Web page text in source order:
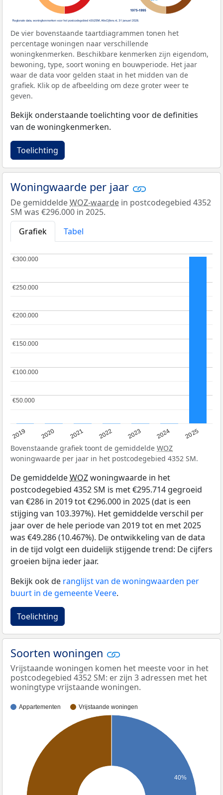
De vier bovenstaande taartdiagrammen tonen het
percentage woningen naar verschillende
woningkenmerken. Beschikbare kenmerken zijn eigendom,
bewoning, type, soort woning en bouwperiode. Het jaar
waar de data voor gelden staat in het midden van de
grafiek. Klik op de afbeelding om deze groter weer te
geven.
Bekijk onderstaande toelichting voor de definities
van de woningkenmerken.
Toelichting
Woningwaarde per jaar
De gemiddeldeWOZ-waarde in postcodegebied 4352
SM was €296.000 in 2025.
Grafiek
Tabel
2019 2020 2021 2022 2023 2024 2025
€50.000
€50.000
€100.000
€100.000
€150.000
€150.000
€200.000
€200.000
€250.000
€250.000
€300.000
€300.000
Bovenstaande grafiek toont de gemiddelde WOZ
woningwaarde per jaar in het postcodegebied 4352 SM.
De gemiddeldeWOZwoningwaarde in het
postcodegebied 4352 SM is met €295.714 gegroeid
van €286 in 2019 tot €296.000 in 2025 (dat is een
stijging van 103.397%). Het gemiddelde verschil per
jaar over de hele periode van 2019 tot en met 2025
was €49.286 (10.467%). De ontwikkeling van de data
in de tijd volgt een duidelijk stijgende trend: De cijfers
groeien bijna ieder jaar.
Bekijk ook de ranglijst van de woningwaarden per
buurt in de gemeente Veere.
Toelichting
Soorten woningen
Vrijstaande woningen komen het meeste voor in het
postcodegebied 4352 SM: er zijn 3 adressen met het
woningtype vrijstaande woningen.
Appartementen Vrijstaande woningen
40%